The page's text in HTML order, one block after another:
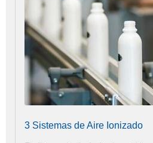
3 Sistemas de Aire Ionizado